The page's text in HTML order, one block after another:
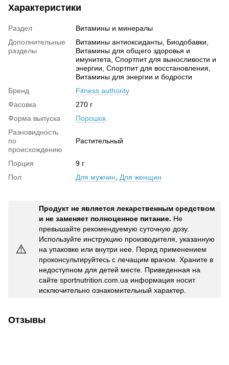
Характеристики
Раздел
Витамины и минералы
Дополнительные
разделы
Витамины антиоксиданты, Биодобавки,
Витамины для общего здоровья и
имунитета, Спортпит для выносливости и
энергии, Спортпит для восстановления,
Витамины для энергии и бодрости
Бренд
Fitness authority
Фасовка
270 г
Форма выпуска
Порошок
Разновидность
по
происхождению
Растительный
Порция
9 г
Пол
Для мужчин Для женщин
⚠️
Продукт не является лекарственным средством
и не заменяет полноценное питание. Не
превышайте рекомендуемую суточную дозу.
Используйте инструкцию производителя, указанную
на упаковке или внутри нее. Перед применением
проконсультируйтесь с лечащим врачом. Храните в
недоступном для детей месте. Приведенная на
сайте sportnutrition.com.ua информация носит
исключительно ознакомительный характер.
Отзывы